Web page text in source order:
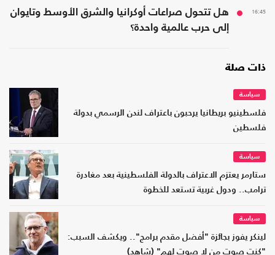
16:45
هل تتحول صراعات أوكرانيا والشرق الأوسط وتايوان
إلى حرب عالمية واحدة؟
ذات صلة
سياسة
فلسطينيو بريطانيا يرحبون باعتراف لندن الرسمي بدولة
فلسطين
سياسة
ستارمر يعتزم الاعتراف بالدولة الفلسطينية بعد مغادرة
ترامب.. ودول غربية تستعد للخطوة
سياسة
لينكر يفوز بجائزة "أفضل مقدم برامج".. ويكشف السبب:
"كنت صوت من لا صوت لهم" (شاهد)